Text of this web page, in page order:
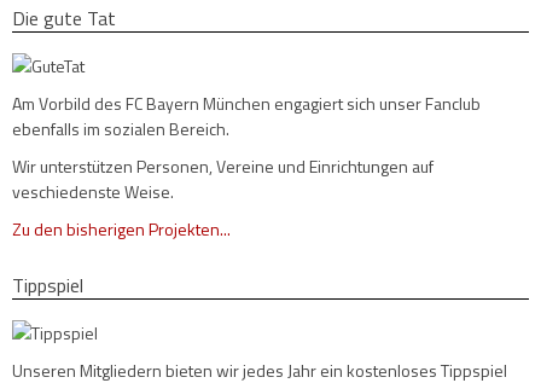
Die gute Tat
Am Vorbild des FC Bayern München engagiert sich unser Fanclub
ebenfalls im sozialen Bereich.
Wir unterstützen Personen, Vereine und Einrichtungen auf
veschiedenste Weise.
Zu den bisherigen Projekten...
Tippspiel
Unseren Mitgliedern bieten wir jedes Jahr ein kostenloses Tippspiel